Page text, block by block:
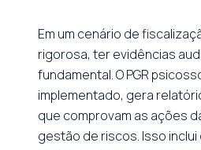
Em um cenário de
rigorosa, ter evidências
fundamental. O PGR
implementado, gera
que comprovam as ações
gestão de riscos. Isso inclui